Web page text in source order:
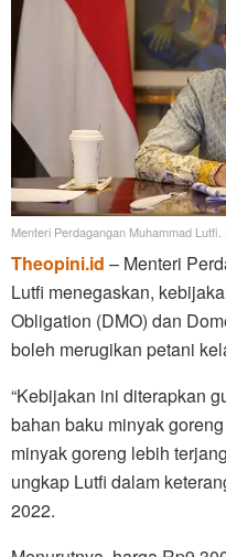
Menteri Perdagangan Muhammad
Theopini.id – Menteri
Lutfi menegaskan,
Obligation (DMO) dan
boleh merugikan petani
“Kebijakan ini diterapkan
bahan baku minyak
minyak goreng lebih
ungkap Lutfi dalam
2022.